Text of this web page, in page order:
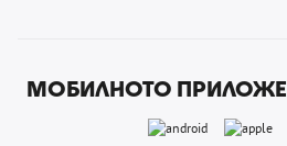
МОБИЛНОТО